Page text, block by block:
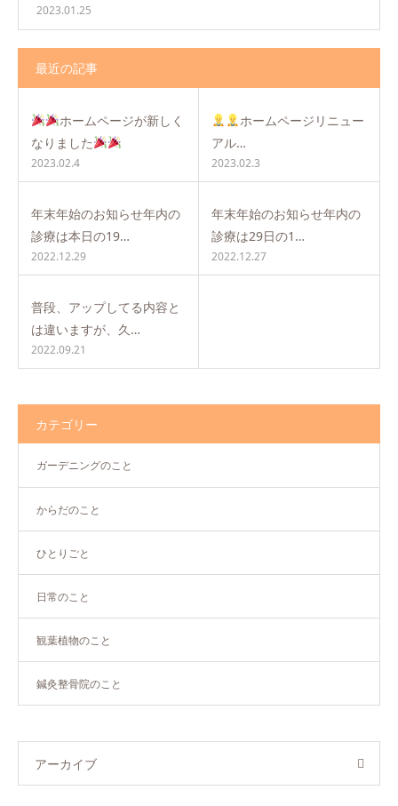
2023.01.25
最近の記事
ホームページが新しく
なりました
2023.02.4
ホームページリニュー
アル…
2023.02.3
年末年始のお知らせ年内の
診療は本日の19…
2022.12.29
年末年始のお知らせ年内の
診療は29日の1…
2022.12.27
普段、アップしてる内容と
は違いますが、久…
2022.09.21
カテゴリー
ガーデニングのこと
からだのこと
ひとりごと
日常のこと
観葉植物のこと
鍼灸整骨院のこと
アーカイブ